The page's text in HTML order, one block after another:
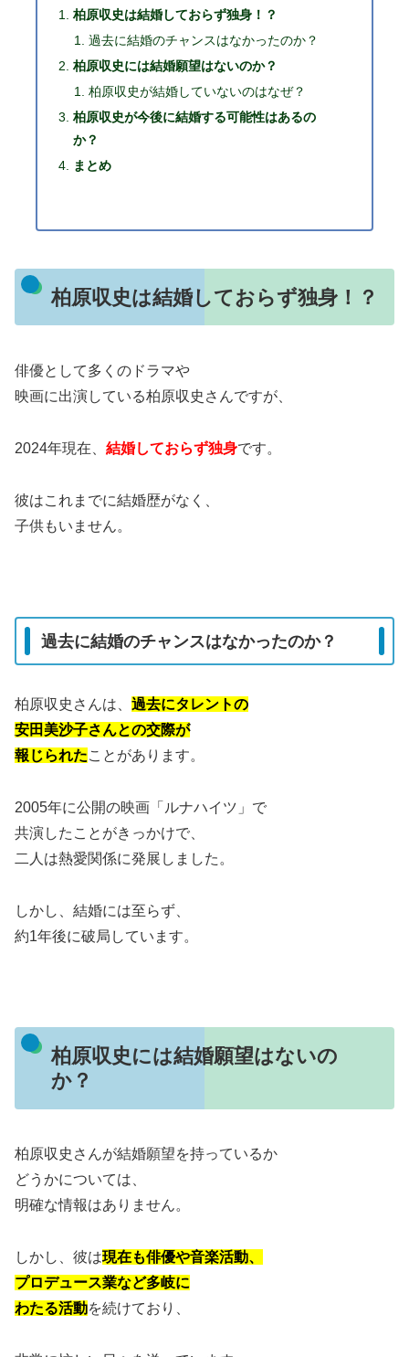
柏原収史は結婚しておらず独身！？
過去に結婚のチャンスはなかったのか？
柏原収史には結婚願望はないのか？
柏原収史が結婚していないのはなぜ？
柏原収史が今後に結婚する可能性はあるの
か？
まとめ
柏原収史は結婚しておらず独身！？
俳優として多くのドラマや
映画に出演している柏原収史さんですが、
2024年現在、 結婚しておらず独身です。
彼はこれまでに結婚歴がなく、
子供もいません。
過去に結婚のチャンスはなかったのか？
柏原収史さんは、 過去にタレントの
安田美沙子さんとの交際が
報じられたことがあります。
2005年に公開の映画「ルナハイツ」で
共演したことがきっかけで、
二人は熱愛関係に発展しました。
しかし、結婚には至らず、
約1年後に破局しています。
柏原収史には結婚願望はないの
か？
柏原収史さんが結婚願望を持っているか
どうかについては、
明確な情報はありません。
しかし、彼は現在も俳優や音楽活動、
プロデュース業など多岐に
わたる活動を続けており、